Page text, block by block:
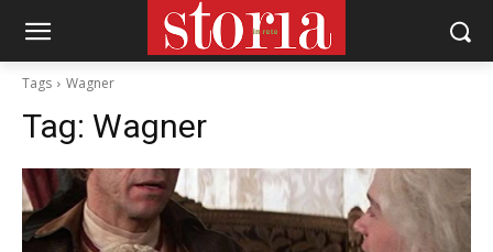
Tags Wagner
Tag: Wagner